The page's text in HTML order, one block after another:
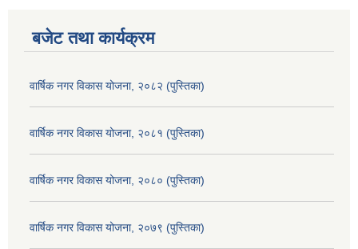
बजेट तथा कार्यक्रम
वार्षिक नगर विकास योजना, २०८२ (पुस्तिका)
वार्षिक नगर विकास योजना, २०८१ (पुस्तिका)
वार्षिक नगर विकास योजना, २०८० (पुस्तिका)
वार्षिक नगर विकास योजना, २०७९ (पुस्तिका)